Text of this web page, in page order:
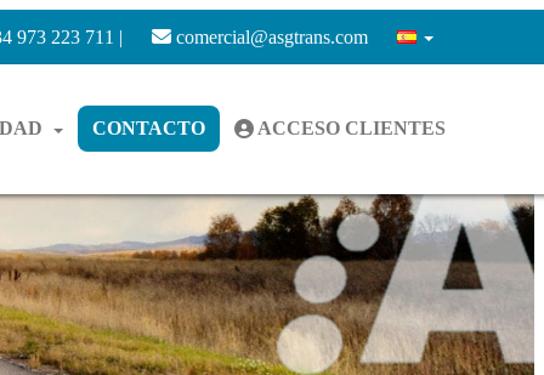
973 223 711 | comercial@asgtrans.com
CONTACTO ACCESO CLIENTES